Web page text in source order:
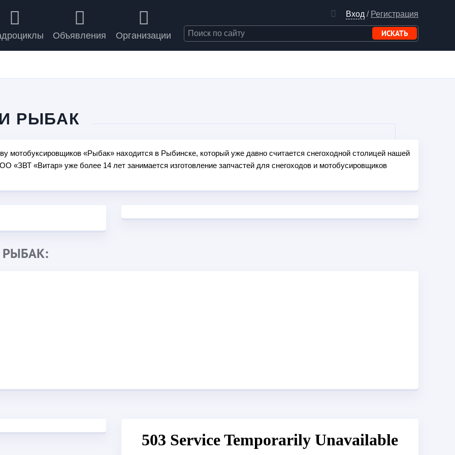
Вход / Регистрация
Объявления Организации
РЫБАК
мотобуксировщиков «Рыбак» находится в Рыбинске, который уже давно считается снегоходной столицей нашей
«ЗВТ «Витар» уже более 14 лет занимается изготовление запчастей для снегоходов и мотобусировщиков